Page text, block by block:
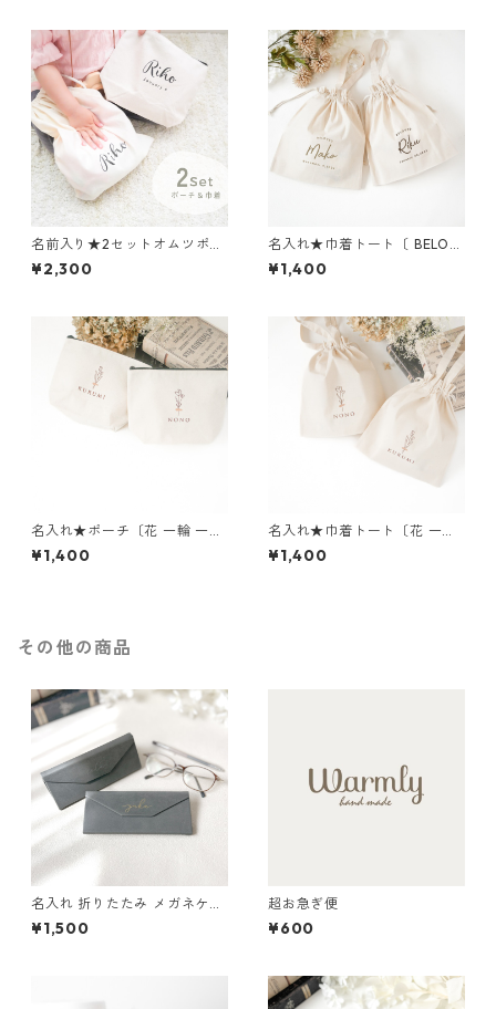
名前入り★2セットオムツポー
チ＆巾着〔 シンプルロゴ 〕お
むつポーチ 入園 入学祝い 出産
¥2,300
名入れ★巾着トート〔 BELOV
ED 〕オムツ入れ お着替え袋
入学祝い 入園祝い 出産祝い
¥1,400
名入れ★ポーチ〔花 一輪 一
枝〕オムツ入れ お着替え袋 入
学祝い 入園祝い 出産祝い
¥1,400
名入れ★巾着トート〔花 一輪
一枝〕オムツ入れ お着替え袋
入学祝い 入園祝い 出産祝い
¥1,400
その他の商品
名入れ 折りたたみ メガネケー
ス / 眼鏡ケース 小物ケース マ
グネット 母の日 父の日
¥1,500
超お急ぎ便
¥600